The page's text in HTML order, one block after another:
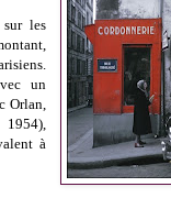
les
un
Orlan,
à